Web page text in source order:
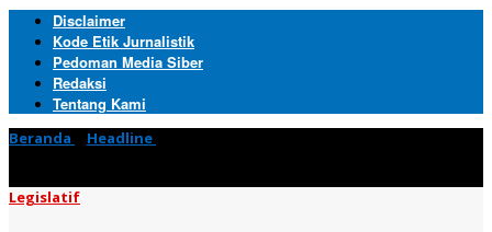
Disclaimer
Kode Etik Jurnalistik
Pedoman Media Siber
Redaksi
Tentang Kami
Beranda Headline
Legislatif